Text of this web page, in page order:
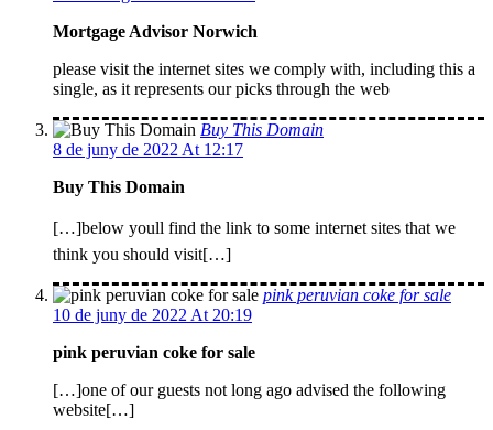
Mortgage Advisor Norwich
please visit the internet sites we comply with, including this a
single, as it represents our picks through the web
Buy This Domain
8 de juny de 2022 At 12:17
Buy This Domain
[…]below youll find the link to some internet sites that we
think you should visit[…]
pink peruvian coke for sale
10 de juny de 2022 At 20:19
pink peruvian coke for sale
[…]one of our guests not long ago advised the following
website[…]